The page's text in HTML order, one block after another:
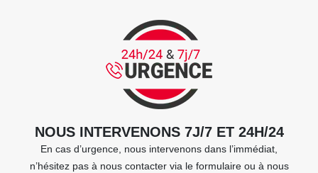
NOUS INTERVENONS 7J/7 ET 24H/24
En cas d’urgence, nous intervenons dans l’immédiat,
n’hésitez pas à nous contacter via le formulaire ou à nous